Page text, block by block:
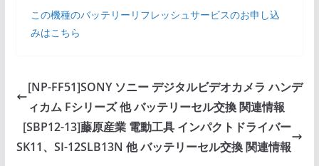
この機種のバッテリーリフレッシュサービスのお申し込
みはこちら
[NP-FF51]SONY ソニー デジタルビデオカメラ ハンデ
ィカム Fシリーズ 他 バッテリーセル交換 関連情報
[SBP12-13]藤原産業 電動工具 インパクトドライバー
SK11、SI-12SLB13N 他 バッテリーセル交換 関連情報